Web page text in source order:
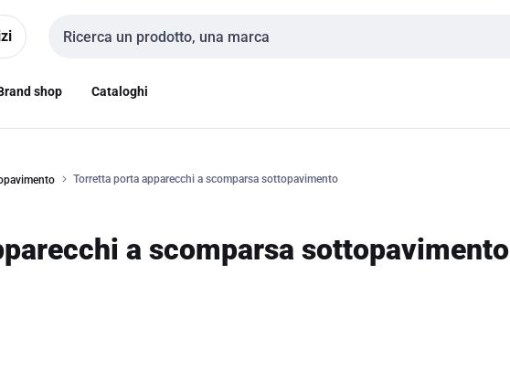
Cerca input
shop Cataloghi
Torretta porta apparecchi a scomparsa sottopavimento
a scomparsa sottopavimento